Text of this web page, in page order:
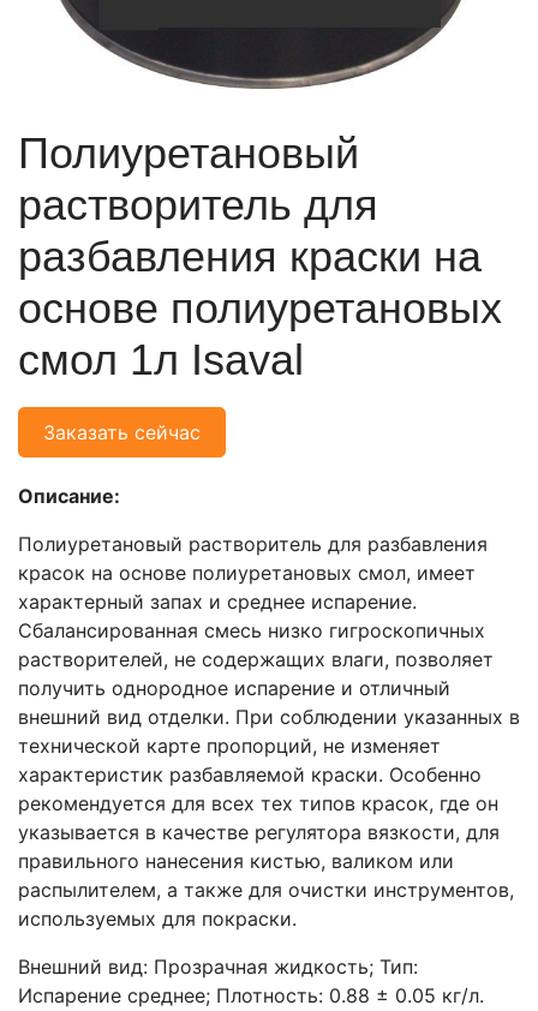
Полиуретановый
растворитель для
разбавления краски на
основе полиуретановых
смол 1л Isaval
Заказать сейчас
Описание:
Полиуретановый растворитель для разбавления
красок на основе полиуретановых смол, имеет
характерный запах и среднее испарение.
Сбалансированная смесь низко гигроскопичных
растворителей, не содержащих влаги, позволяет
получить однородное испарение и отличный
внешний вид отделки. При соблюдении указанных в
технической карте пропорций, не изменяет
характеристик разбавляемой краски. Особенно
рекомендуется для всех тех типов красок, где он
указывается в качестве регулятора вязкости, для
правильного нанесения кистью, валиком или
распылителем, а также для очистки инструментов,
используемых для покраски.
Внешний вид: Прозрачная жидкость; Тип:
Испарение среднее; Плотность: 0.88 ± 0.05 кг/л.